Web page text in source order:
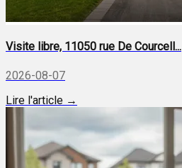
Visite libre, 11050 rue De Courcell...
2026-08-07
Lire l'article →